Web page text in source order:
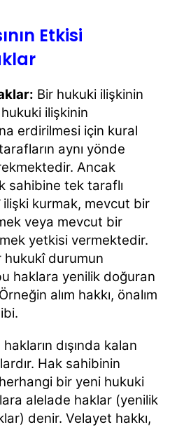
Etkisi
Bir hukuki ilişkinin
ilişkinin
erdirilmesi için kural
aynı yönde
Ancak
sahibine tek taraflı
kurmak, mevcut bir
veya mevcut bir
yetkisi vermektedir.
hukukî durumun
haklara yenilik doğuran
alım hakkı, önalım
hakların dışında kalan
Hak sahibinin
herhangi bir yeni hukuki
alelade haklar (yenilik
denir. Velayet hakkı,